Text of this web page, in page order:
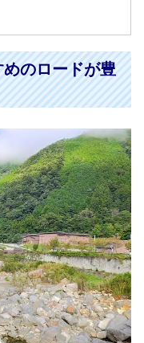
のロードが豊